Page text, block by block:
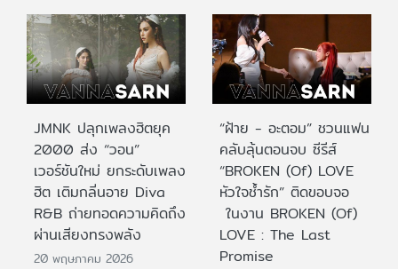
JMNK ปลุกเพลงฮิตยุค
2000 ส่ง “วอน”
เวอร์ชันใหม่ ยกระดับเพลง
ฮิต เติมกลิ่นอาย Diva
R&B ถ่ายทอดความคิดถึง
ผ่านเสียงทรงพลัง
20 พฤษภาคม 2026
“ฝ้าย - อะตอม” ชวนแฟน
คลับลุ้นตอนจบ ซีรีส์
“BROKEN (Of) LOVE
หัวใจช้ำรัก” ติดขอบจอ
ในงาน BROKEN (Of)
LOVE : The Last
Promise